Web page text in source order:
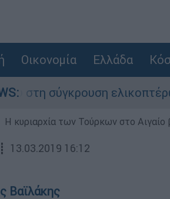
Οικονομία Ελλάδα
ελικοπτέρων Μπαράζ
Η κυριαρχία των Τούρκων στο Αιγαίο
┋ 13.03.2019 16:12
Βαϊλάκης